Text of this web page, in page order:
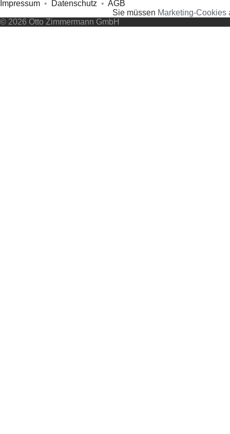
Impressum • Datenschutz • AGB
Sie müssen Marketing-Cookies
© 2026 Otto Zimmermann GmbH